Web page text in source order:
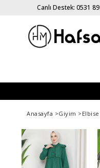
Canlı Destek: 0531
Anasayfa >Giyim > Elbise